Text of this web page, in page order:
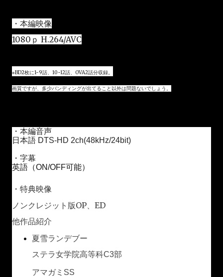
・本編映像
1080ｐ H.264/AVC
※BD2枚に1-9話、10-12話、OVA2話分収録。
画質ですが、多少バンディングが出てること以外は問題ないでしょう。
・本編音声
日本語 DTS-HD 2ch(48kHz/24bit)
・字幕
英語（ON/OFF可能）
・特典映像
ノンクレジット版OP、ED
他作品紹介
夏雪ランデブー
ステラ女学院高等科C3部
アマガミSS